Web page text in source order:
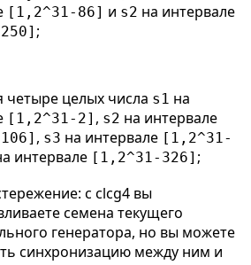
[1,2^31-86] и s2 на интервале
;
четыре целых числа s1 на
[1,2^31-2] , s2 на интервале
, s3 на интервале [1,2^31-
интервале [1,2^31-326] ;
с clcg4 вы
семена текущего
генератора, но вы можете
синхронизацию между ним и